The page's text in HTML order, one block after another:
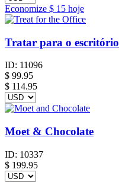
Economize $ 15 hoje
Tratar para o escritório
ID: 11096
$ 99.95
$ 114.95
Moet & Chocolate
ID: 10337
$ 199.95